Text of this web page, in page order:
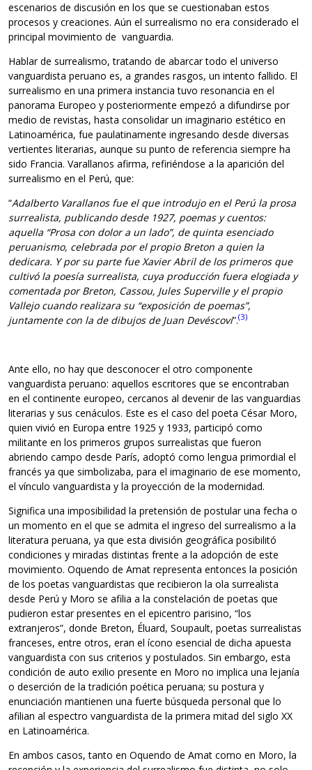
escenarios de discusión en los que se cuestionaban estos
procesos y creaciones. Aún el surrealismo no era considerado el
principal movimiento de vanguardia.
Hablar de surrealismo, tratando de abarcar todo el universo
vanguardista peruano es, a grandes rasgos, un intento fallido. El
surrealismo en una primera instancia tuvo resonancia en el
panorama Europeo y posteriormente empezó a difundirse por
medio de revistas, hasta consolidar un imaginario estético en
Latinoamérica, fue paulatinamente ingresando desde diversas
vertientes literarias, aunque su punto de referencia siempre ha
sido Francia. Varallanos afirma, refiriéndose a la aparición del
surrealismo en el Perú, que:
“Adalberto Varallanos fue el que introdujo en el Perú la prosa
surrealista, publicando desde 1927, poemas y cuentos:
aquella “Prosa con dolor a un lado”, de quinta esenciado
peruanismo, celebrada por el propio Breton a quien la
dedicara. Y por su parte fue Xavier Abril de los primeros que
cultivó la poesía surrealista, cuya producción fuera elogiada y
comentada por Breton, Cassou, Jules Superville y el propio
Vallejo cuando realizara su “exposición de poemas”,
juntamente con la de dibujos de Juan Devéscovi”.(3)
Ante ello, no hay que desconocer el otro componente
vanguardista peruano: aquellos escritores que se encontraban
en el continente europeo, cercanos al devenir de las vanguardias
literarias y sus cenáculos. Este es el caso del poeta César Moro,
quien vivió en Europa entre 1925 y 1933, participó como
militante en los primeros grupos surrealistas que fueron
abriendo campo desde París, adoptó como lengua primordial el
francés ya que simbolizaba, para el imaginario de ese momento,
el vínculo vanguardista y la proyección de la modernidad.
Significa una imposibilidad la pretensión de postular una fecha o
un momento en el que se admita el ingreso del surrealismo a la
literatura peruana, ya que esta división geográfica posibilitó
condiciones y miradas distintas frente a la adopción de este
movimiento. Oquendo de Amat representa entonces la posición
de los poetas vanguardistas que recibieron la ola surrealista
desde Perú y Moro se afilia a la constelación de poetas que
pudieron estar presentes en el epicentro parisino, “los
extranjeros”, donde Breton, Éluard, Soupault, poetas surrealistas
franceses, entre otros, eran el ícono esencial de dicha apuesta
vanguardista con sus criterios y postulados. Sin embargo, esta
condición de auto exilio presente en Moro no implica una lejanía
o deserción de la tradición poética peruana; su postura y
enunciación mantienen una fuerte búsqueda personal que lo
afilian al espectro vanguardista de la primera mitad del siglo XX
en Latinoamérica.
En ambos casos, tanto en Oquendo de Amat como en Moro, la